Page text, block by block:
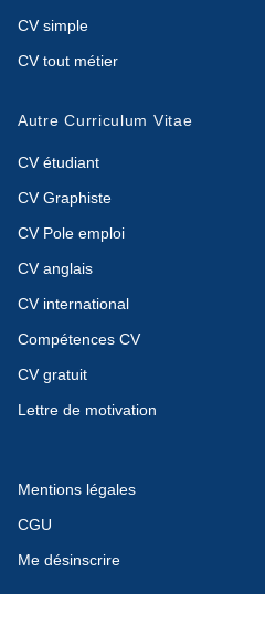
CV simple
CV tout métier
Autre Curriculum Vitae
CV étudiant
CV Graphiste
CV Pole emploi
CV anglais
CV international
Compétences CV
CV gratuit
Lettre de motivation
Mentions légales
CGU
Me désinscrire